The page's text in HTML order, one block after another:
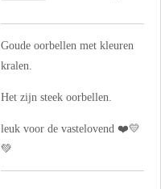
Goude oorbellen met kleuren
kralen.
Het zijn steek oorbellen.
leuk voor de vastelovend ❤️💛
💚